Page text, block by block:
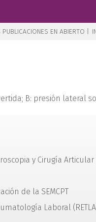
EN ABIERTO |
B: presión lateral
y Cirugía Articular
de la SEMCPT
Laboral